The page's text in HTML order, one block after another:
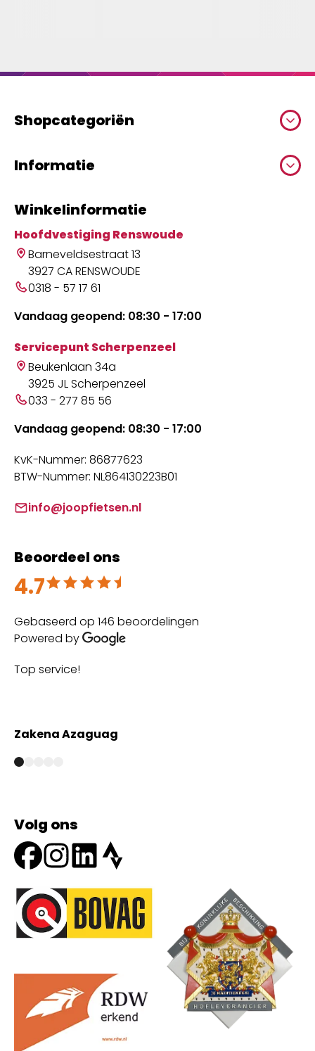
Shopcategoriën
Informatie
Winkelinformatie
Hoofdvestiging Renswoude
Barneveldsestraat 13
3927 CA RENSWOUDE
0318 - 57 17 61
Vandaag geopend: 08:30 - 17:00
Servicepunt Scherpenzeel
Beukenlaan 34a
3925 JL Scherpenzeel
033 - 277 85 56
Vandaag geopend: 08:30 - 17:00
KvK-Nummer: 86877623
BTW-Nummer: NL864130223B01
info@joopfietsen.nl
Beoordeel ons
4.7
Beoordeeld met 4.7 uit 5
Gebaseerd op 146 beoordelingen
Powered by
Top service!
Zakena Azaguag
Volg ons
Onze partners